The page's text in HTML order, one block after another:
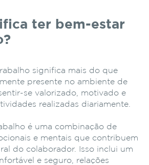
ter bem-estar
significa mais do que
presente no ambiente de
se valorizado, motivado e
realizadas diariamente.
é uma combinação de
e mentais que contribuem
do colaborador. Isso inclui um
e seguro, relações